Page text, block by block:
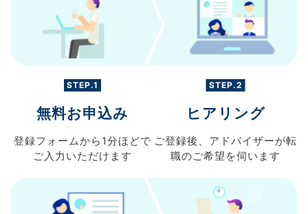
STEP.1
無料お申込み
登録フォームから 1分ほどで
ご入力 いただけます
STEP.2
ヒアリング
ご登録後、 アドバイザーが転
職のご希望を伺います